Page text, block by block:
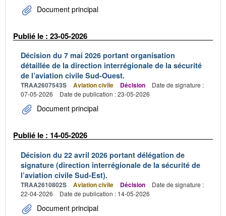
Document principal
Publié le : 23-05-2026
Décision du 7 mai 2026 portant organisation
détaillée de la direction interrégionale de la sécurité
de l’aviation civile Sud-Ouest.
TRAA2607543S Aviation civile Décision
Date de signature :
07-05-2026
Date de publication : 23-05-2026
Document principal
Publié le : 14-05-2026
Décision du 22 avril 2026 portant délégation de
signature (direction interrégionale de la sécurité de
l’aviation civile Sud-Est).
TRAA2610802S Aviation civile Décision
Date de signature :
22-04-2026
Date de publication : 14-05-2026
Document principal